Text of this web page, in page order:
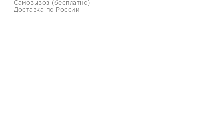
— Самовывоз (бесплатно)
— Доставка по России